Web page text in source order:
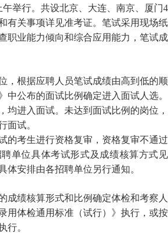
午举行。共设北京、 大连、南京、厦门4
有关事项详见准考证。笔试采用现场纸
职业能力倾向和综合应用能力，笔试成
，根据应聘人员笔试成绩由高到低的顺
中公布的面试比例确定进入面试人选。
均进入面试。未达到面试比例的岗位，
面试。
的考生进行资格复审，资格复审不通过
单位具体考试形式及成绩核算方式见
体安排由各招聘单位另行通知。
成绩核算形式和比例确定体检和考察人
用体检通用标准（试行）》执行，或按
行。